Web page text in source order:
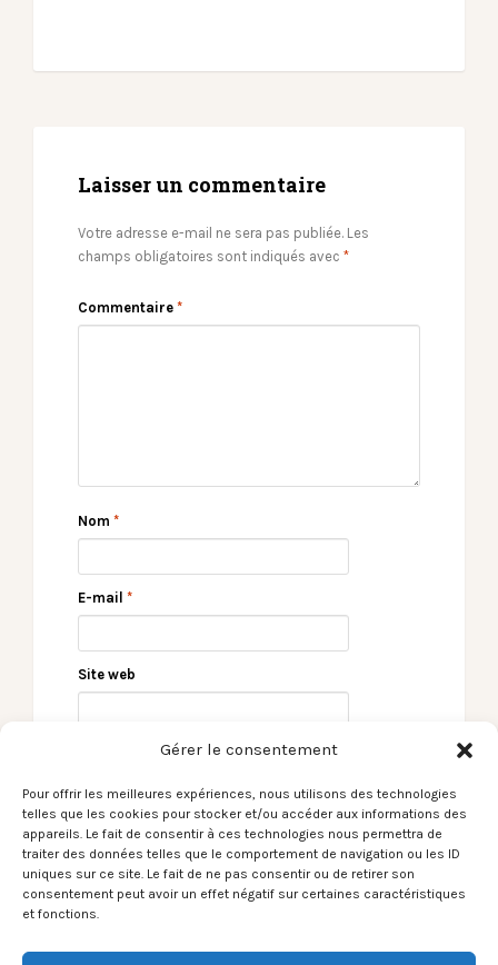
Gérer le consentement
Pour offrir les meilleures expériences, nous utilisons des technologies
telles que les cookies pour stocker et/ou accéder aux informations des
appareils. Le fait de consentir à ces technologies nous permettra de
traiter des données telles que le comportement de navigation ou les ID
uniques sur ce site. Le fait de ne pas consentir ou de retirer son
consentement peut avoir un effet négatif sur certaines caractéristiques
et fonctions.
Laisser un commentaire
Votre adresse e-mail ne sera pas publiée. Les
champs obligatoires sont indiqués avec *
Commentaire *
Nom *
E-mail *
Site web
22 éme Festival
Tango Argentin de
← Le Son du moment –
Iguana Death Cult /
Bright Lights